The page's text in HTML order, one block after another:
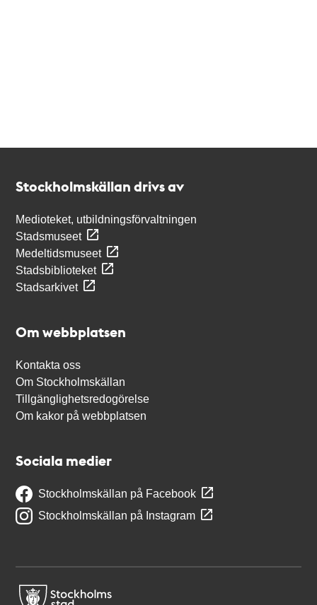
Stockholmskällan drivs av
Medioteket, utbildningsförvaltningen
Stadsmuseet
Medeltidsmuseet
Stadsbiblioteket
Stadsarkivet
Om webbplatsen
Kontakta oss
Om Stockholmskällan
Tillgänglighetsredogörelse
Om kakor på webbplatsen
Sociala medier
Stockholmskällan på Facebook
Stockholmskällan på Instagram